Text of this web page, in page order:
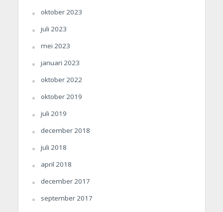
oktober 2023
juli 2023
mei 2023
januari 2023
oktober 2022
oktober 2019
juli 2019
december 2018
juli 2018
april 2018
december 2017
september 2017